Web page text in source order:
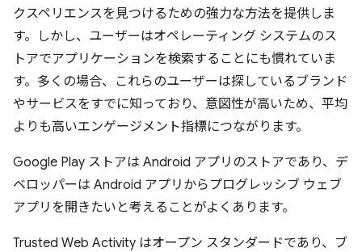
クスペリエンスを見つけるための強力な方法を提供しま
す。しかし、ユーザーはオペレーティング システムのス
トアでアプリケーションを検索することにも慣れていま
す。多くの場合、これらのユーザーは探しているブランド
やサービスをすでに知っており、意図性が高いため、平均
よりも高いエンゲージメント指標につながります。
Google Play ストアは Android アプリのストアであり、デ
ベロッパーは Android アプリからプログレッシブ ウェブ
アプリを開きたいと考えることがよくあります。
Trusted Web Activity はオープン スタンダードであり、ブ